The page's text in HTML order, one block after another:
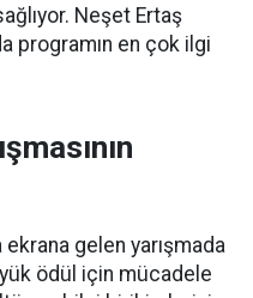
Neşet Ertaş
programın en çok ilgi
ekrana gelen yarışmada
ödül için mücadele